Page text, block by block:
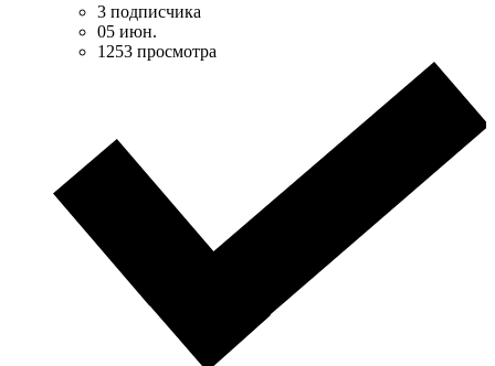
3 подписчика
05 июн.
1253 просмотра